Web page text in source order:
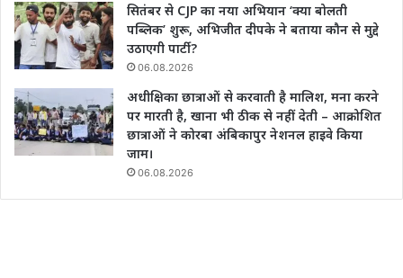
सितंबर से CJP का नया अभियान ‘क्या बोलती
पब्लिक’ शुरू, अभिजीत दीपके ने बताया कौन से मुद्दे
उठाएगी पार्टी?
06.08.2026
अधीक्षिका छात्राओं से करवाती है मालिश, मना करने
पर मारती है, खाना भी ठीक से नहीं देती – आक्रोशित
छात्राओं ने कोरबा अंबिकापुर नेशनल हाइवे किया
जाम।
06.08.2026